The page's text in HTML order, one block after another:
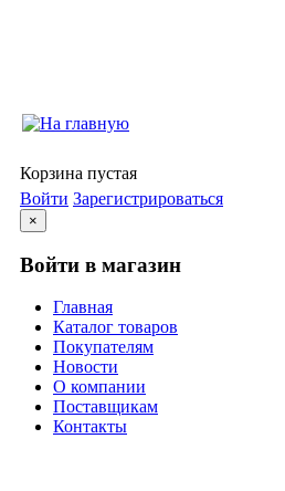
Корзина пустая
Войти Зарегистрироваться
×
Войти в магазин
Главная
Каталог товаров
Покупателям
Новости
О компании
Поставщикам
Контакты